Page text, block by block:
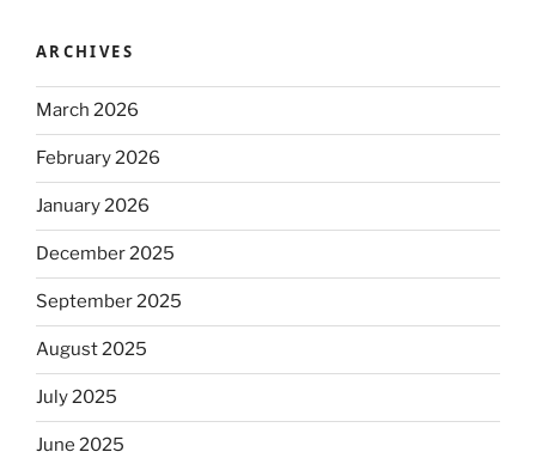
ARCHIVES
March 2026
February 2026
January 2026
December 2025
September 2025
August 2025
July 2025
June 2025